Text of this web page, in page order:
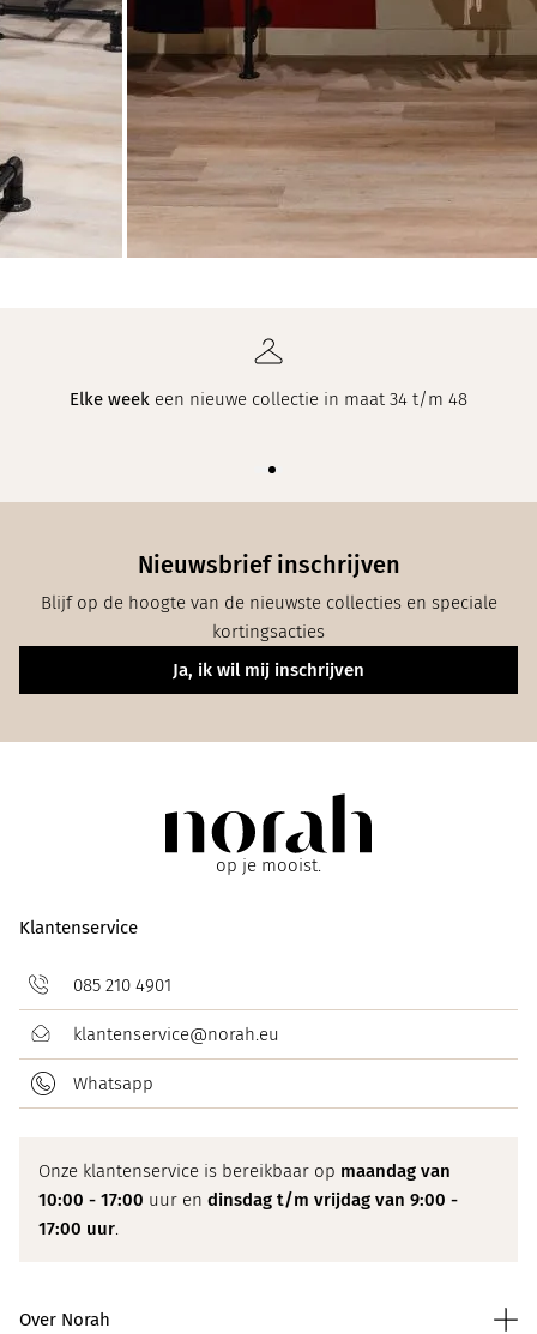
Onze klanten beoordelen ons met een8.8 uit 10op
Nieuwsbrief inschrijven
Blijf op de hoogte van de nieuwste collecties en speciale
kortingsacties
Ja, ik wil mij inschrijven
op je mooist.
Klantenservice
085 210 4901
klantenservice@norah.eu
Whatsapp
Onze klantenservice is bereikbaar op maandag van
10:00 - 17:00 uur en dinsdag t/m vrijdag van 9:00 -
17:00 uur.
Over Norah